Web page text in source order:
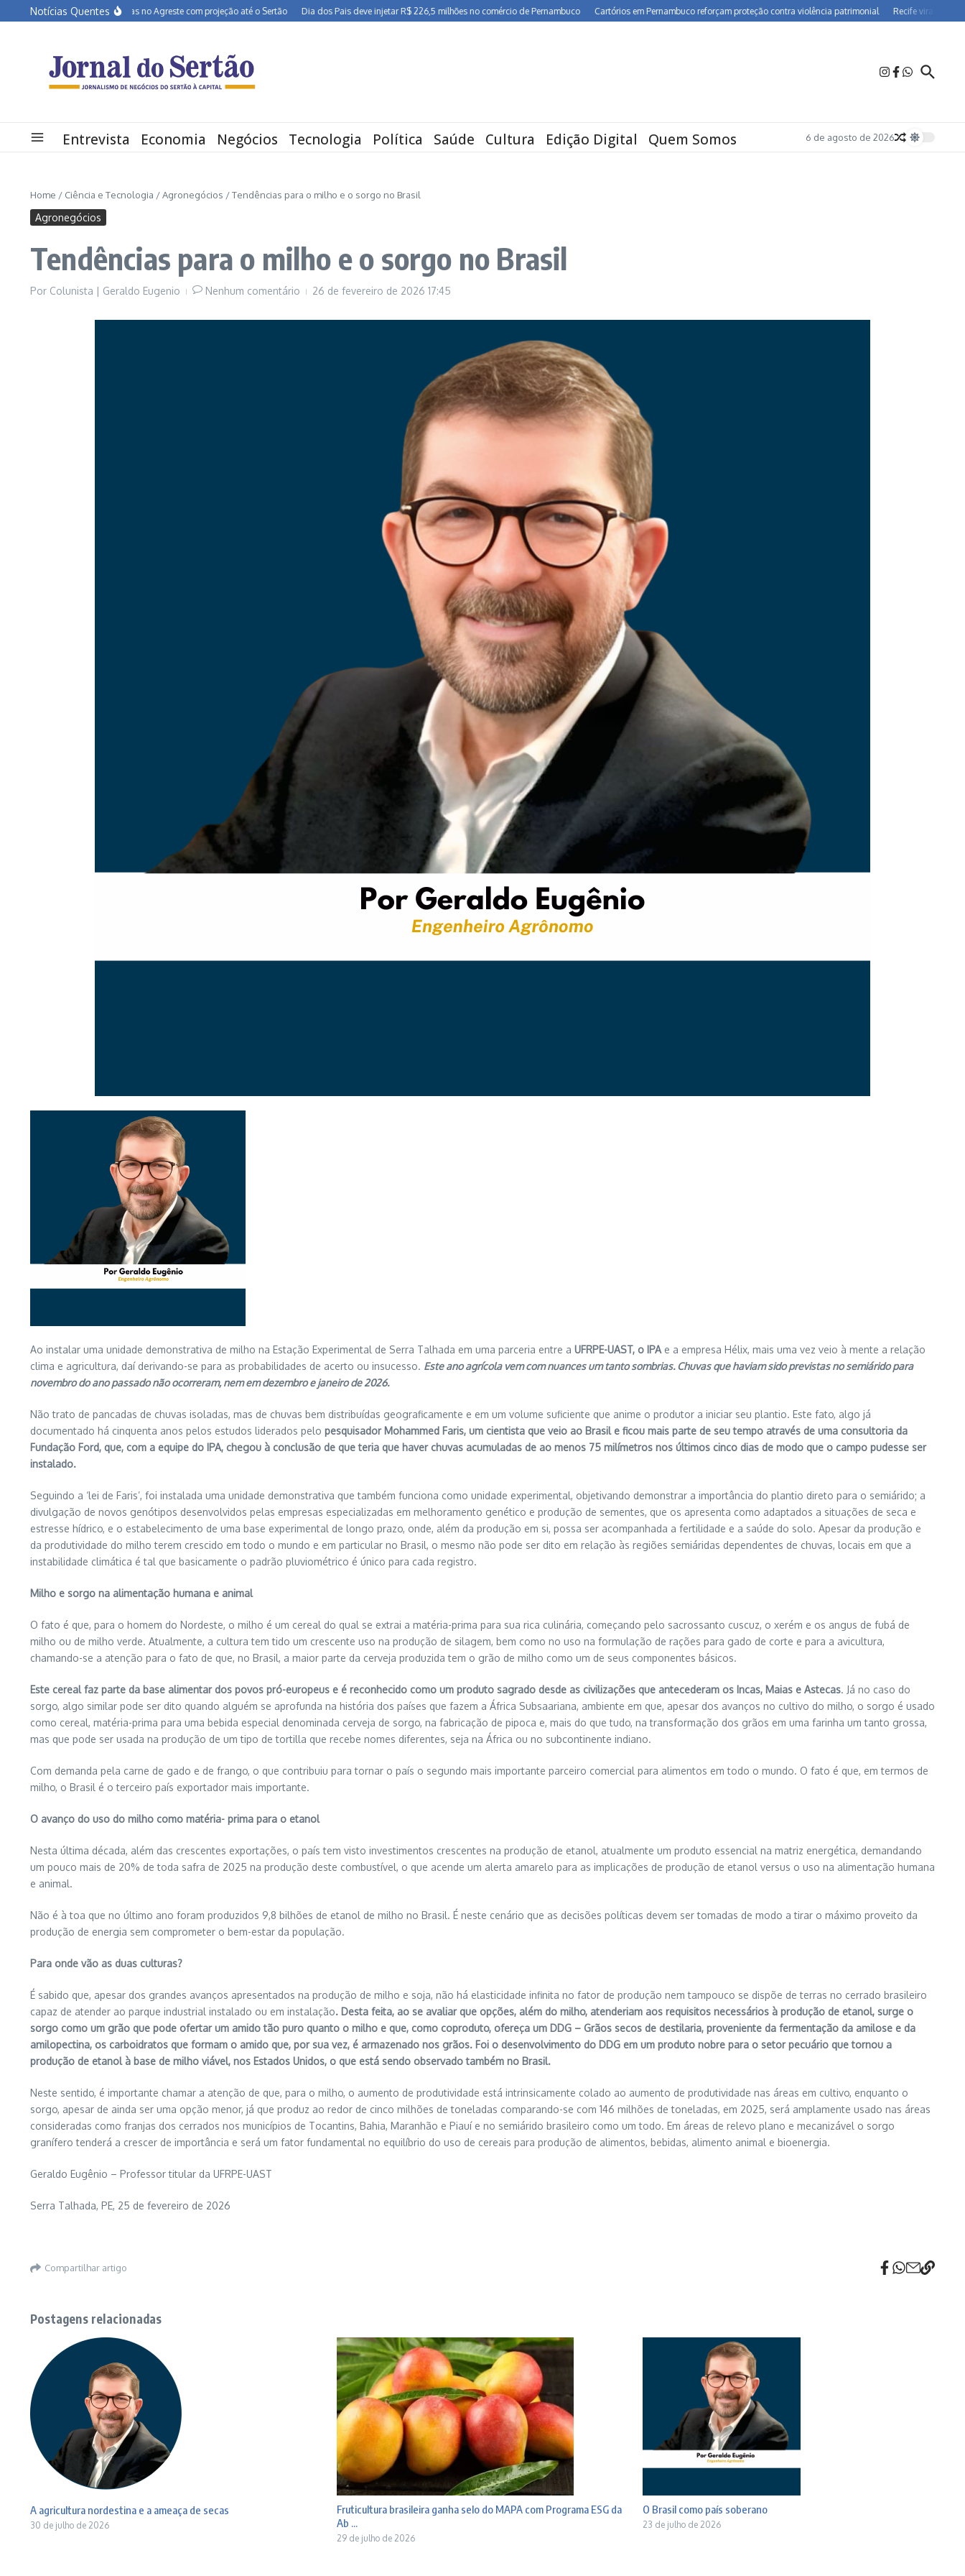
Ir para o conteúdo
Notícias Quentes
BR-232 entra em obras no Agreste com projeção até o Sertão Dia dos Pais deve injetar R$ 226,5 milhões no comércio de Pernambuco Cartórios em Pernambuco reforçam proteção contra violência patrimonial Recife vira polo de
Entrevista Economia Negócios Tecnologia Política Saúde Cultura Edição Digital Quem Somos 6 de agosto de 2026
Home / Ciência e Tecnologia /Agronegócios /Tendências para o milho e o sorgo no Brasil
Agronegócios
Tendências para o milho e o sorgo no Brasil
Por Colunista | Geraldo Eugenio Nenhum comentário 26 de fevereiro de 2026 17:45
Ao instalar uma unidade demonstrativa de milho na Estação Experimental de Serra Talhada em uma parceria entre a UFRPE-UAST, o IPA e a empresa Hélix, mais uma vez veio à mente a relação
clima e agricultura, daí derivando-se para as probabilidades de acerto ou insucesso. Este ano agrícola vem com nuances um tanto sombrias. Chuvas que haviam sido previstas no semiárido para
novembro do ano passado não ocorreram, nem em dezembro e janeiro de 2026.
Não trato de pancadas de chuvas isoladas, mas de chuvas bem distribuídas geograficamente e em um volume suficiente que anime o produtor a iniciar seu plantio. Este fato, algo já
documentado há cinquenta anos pelos estudos liderados pelo pesquisador Mohammed Faris, um cientista que veio ao Brasil e ficou mais parte de seu tempo através de uma consultoria da
Fundação Ford, que, com a equipe do IPA, chegou à conclusão de que teria que haver chuvas acumuladas de ao menos 75 milímetros nos últimos cinco dias de modo que o campo pudesse ser
instalado.
Seguindo a ‘lei de Faris’, foi instalada uma unidade demonstrativa que também funciona como unidade experimental, objetivando demonstrar a importância do plantio direto para o semiárido; a
divulgação de novos genótipos desenvolvidos pelas empresas especializadas em melhoramento genético e produção de sementes, que os apresenta como adaptados a situações de seca e
estresse hídrico, e o estabelecimento de uma base experimental de longo prazo, onde, além da produção em si, possa ser acompanhada a fertilidade e a saúde do solo. Apesar da produção e
da produtividade do milho terem crescido em todo o mundo e em particular no Brasil, o mesmo não pode ser dito em relação às regiões semiáridas dependentes de chuvas, locais em que a
instabilidade climática é tal que basicamente o padrão pluviométrico é único para cada registro.
Milho e sorgo na alimentação humana e animal
O fato é que, para o homem do Nordeste, o milho é um cereal do qual se extrai a matéria-prima para sua rica culinária, começando pelo sacrossanto cuscuz, o xerém e os angus de fubá de
milho ou de milho verde. Atualmente, a cultura tem tido um crescente uso na produção de silagem, bem como no uso na formulação de rações para gado de corte e para a avicultura,
chamando-se a atenção para o fato de que, no Brasil, a maior parte da cerveja produzida tem o grão de milho como um de seus componentes básicos.
Este cereal faz parte da base alimentar dos povos pró-europeus e é reconhecido como um produto sagrado desde as civilizações que antecederam os Incas, Maias e Astecas. Já no caso do
sorgo, algo similar pode ser dito quando alguém se aprofunda na história dos países que fazem a África Subsaariana, ambiente em que, apesar dos avanços no cultivo do milho, o sorgo é usado
como cereal, matéria-prima para uma bebida especial denominada cerveja de sorgo, na fabricação de pipoca e, mais do que tudo, na transformação dos grãos em uma farinha um tanto grossa,
mas que pode ser usada na produção de um tipo de tortilla que recebe nomes diferentes, seja na África ou no subcontinente indiano.
Com demanda pela carne de gado e de frango, o que contribuiu para tornar o país o segundo mais importante parceiro comercial para alimentos em todo o mundo. O fato é que, em termos de
milho, o Brasil é o terceiro país exportador mais importante.
O avanço do uso do milho como matéria- prima para o etanol
Nesta última década, além das crescentes exportações, o país tem visto investimentos crescentes na produção de etanol, atualmente um produto essencial na matriz energética, demandando
um pouco mais de 20% de toda safra de 2025 na produção deste combustível, o que acende um alerta amarelo para as implicações de produção de etanol versus o uso na alimentação humana
e animal.
Não é à toa que no último ano foram produzidos 9,8 bilhões de etanol de milho no Brasil. É neste cenário que as decisões políticas devem ser tomadas de modo a tirar o máximo proveito da
produção de energia sem comprometer o bem-estar da população.
Para onde vão as duas culturas?
É sabido que, apesar dos grandes avanços apresentados na produção de milho e soja, não há elasticidade infinita no fator de produção nem tampouco se dispõe de terras no cerrado brasileiro
capaz de atender ao parque industrial instalado ou em instalação. Desta feita, ao se avaliar que opções, além do milho, atenderiam aos requisitos necessários à produção de etanol, surge o
sorgo como um grão que pode ofertar um amido tão puro quanto o milho e que, como coproduto, ofereça um DDG – Grãos secos de destilaria, proveniente da fermentação da amilose e da
amilopectina, os carboidratos que formam o amido que, por sua vez, é armazenado nos grãos. Foi o desenvolvimento do DDG em um produto nobre para o setor pecuário que tornou a
produção de etanol à base de milho viável, nos Estados Unidos, o que está sendo observado também no Brasil.
Neste sentido, é importante chamar a atenção de que, para o milho, o aumento de produtividade está intrinsicamente colado ao aumento de produtividade nas áreas em cultivo, enquanto o
sorgo, apesar de ainda ser uma opção menor, já que produz ao redor de cinco milhões de toneladas comparando-se com 146 milhões de toneladas, em 2025, será amplamente usado nas áreas
consideradas como franjas dos cerrados nos municípios de Tocantins, Bahia, Maranhão e Piauí e no semiárido brasileiro como um todo. Em áreas de relevo plano e mecanizável o sorgo
granífero tenderá a crescer de importância e será um fator fundamental no equilíbrio do uso de cereais para produção de alimentos, bebidas, alimento animal e bioenergia.
Geraldo Eugênio – Professor titular da UFRPE-UAST
Serra Talhada, PE, 25 de fevereiro de 2026
Compartilhar artigo
Postagens relacionadas
A agricultura nordestina e a ameaça de secas
30 de julho de 2026
Fruticultura brasileira ganha selo do MAPA com Programa ESG da
Ab ...
29 de julho de 2026
O Brasil como país soberano
23 de julho de 2026